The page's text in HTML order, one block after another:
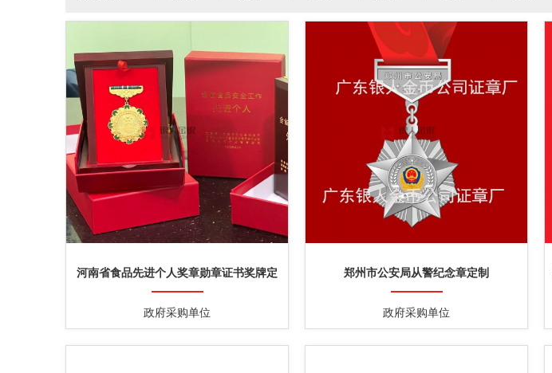
河南省食品先进个人奖章勋章证书奖牌定
制
政府采购单位
郑州市公安局从警纪念章定制
政府采购单位